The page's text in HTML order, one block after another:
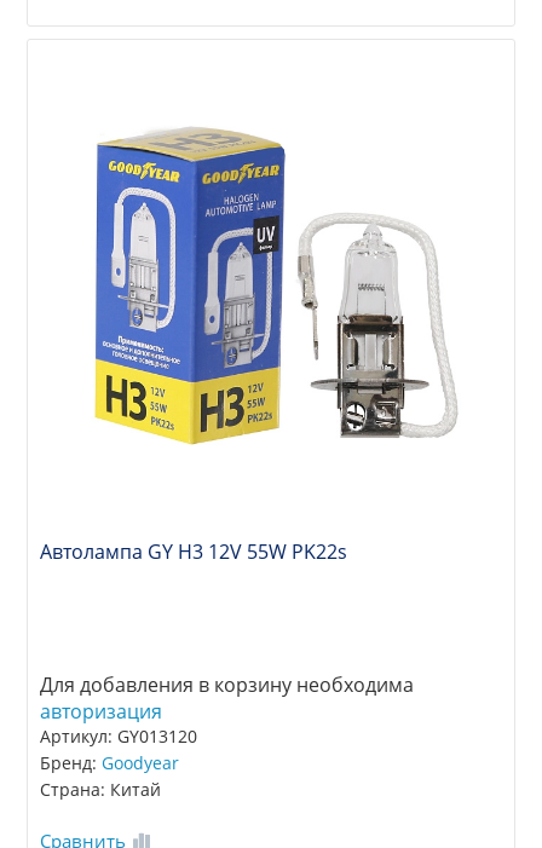
Автолампа GY Н3 12V 55W PK22s
Для добавления в корзину необходима
авторизация
Артикул: GY013120
Бренд:Goodyear
Страна: Китай
Сравнить